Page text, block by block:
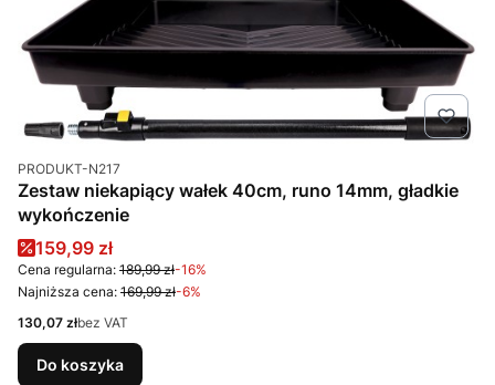
Kod produktu
PRODUKT-N217
Zestaw niekapiący wałek 40cm, runo 14mm, gładkie
wykończenie
Cena promocyjna
159,99 zł
Cena regularna: 189,99 zł-16%
Najniższa cena: 169,99 zł-6%
Cena
130,07 złbez VAT
Do koszyka